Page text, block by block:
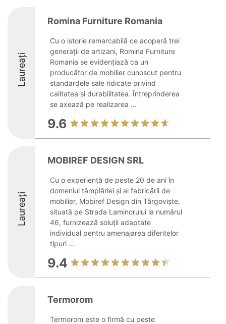
Laureați
Romina Furniture Romania
Cu o istorie remarcabilă ce acoperă trei
generații de artizani, Romina Furniture
Romania se evidențiază ca un
producător de mobilier cunoscut pentru
standardele sale ridicate privind
calitatea și durabilitatea. Întreprinderea
se axează pe realizarea ...
9.6
Laureați
MOBIREF DESIGN SRL
Cu o experiență de peste 20 de ani în
domeniul tâmplăriei și al fabricării de
mobilier, Mobiref Design din Târgoviște,
situată pe Strada Laminorului la numărul
46, furnizează soluții adaptate
individual pentru amenajarea diferitelor
tipuri ...
9.4
Termorom
Termorom este o firmă cu peste